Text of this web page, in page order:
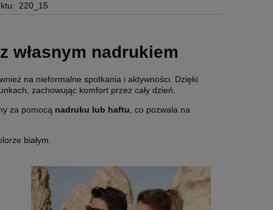
220_15
własnym nadrukiem
na nieformalne spotkania i aktywności. Dzięki
zachowując komfort przez cały dzień.
za pomocą nadruku lub haftu , co pozwala na
białym.